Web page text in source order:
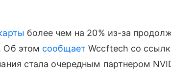
более чем на 20% из-за
Об этом сообщает Wccftech со
стала очередным партнером